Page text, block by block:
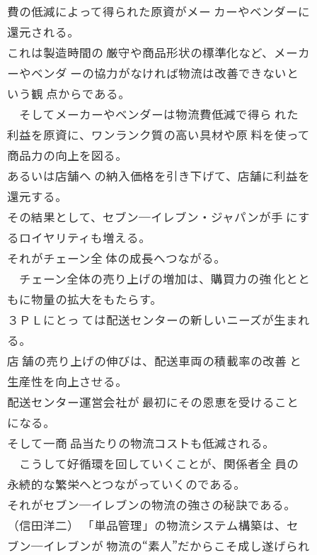
費の低減によって得られた原資がメー カーやベンダーに
還元される。
これは製造時間の 厳守や商品形状の標準化など、メーカ
ーやベンダ ーの協力がなければ物流は改善できないと
いう観 点からである。
そしてメーカーやベンダーは物流費低減で得ら れた
利益を原資に、ワンランク質の高い具材や原 料を使って
商品力の向上を図る。
あるいは店舗へ の納入価格を引き下げて、店舗に利益を
還元する。
その結果として、セブン─イレブン・ジャパンが手 にす
るロイヤリティも増える。
それがチェーン全 体の成長へつながる。
チェーン全体の売り上げの増加は、購買力の強 化とと
もに物量の拡大をもたらす。
３ＰＬにとっ ては配送センターの新しいニーズが生まれ
る。
店 舗の売り上げの伸びは、配送車両の積載率の改善 と
生産性を向上させる。
配送センター運営会社が 最初にその恩恵を受けること
になる。
そして一商 品当たりの物流コストも低減される。
こうして好循環を回していくことが、関係者全 員の
永続的な繁栄へとつながっていくのである。
それがセブン─イレブンの物流の強さの秘訣である。
（信田洋二） 「単品管理」の物流システム構築は、セ
ブン─イレブンが 物流の“素人”だからこそ成し遂げられ